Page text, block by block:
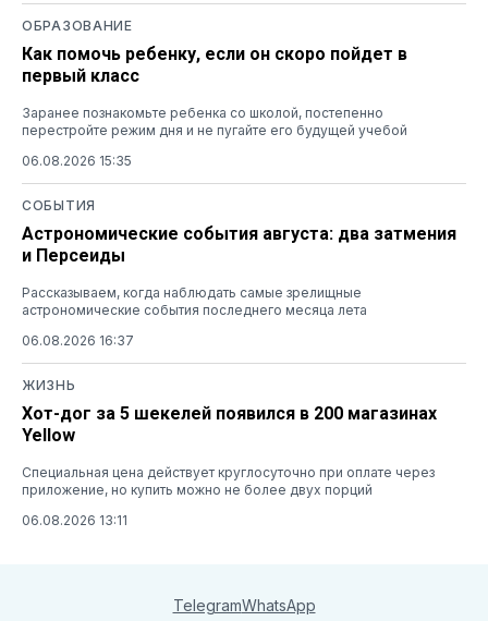
ОБРАЗОВАНИЕ
Как помочь ребенку, если он скоро пойдет в
первый класс
Заранее познакомьте ребенка со школой, постепенно
перестройте режим дня и не пугайте его будущей учебой
06.08.2026 15:35
СОБЫТИЯ
Астрономические события августа: два затмения
и Персеиды
Рассказываем, когда наблюдать самые зрелищные
астрономические события последнего месяца лета
06.08.2026 16:37
ЖИЗНЬ
Хот-дог за 5 шекелей появился в 200 магазинах
Yellow
Специальная цена действует круглосуточно при оплате через
приложение, но купить можно не более двух порций
06.08.2026 13:11
TelegramWhatsApp